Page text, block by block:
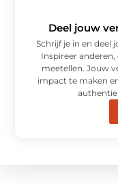
Deel jouw
Schrijf je in en deel
Inspireer
meetellen. Jouw
impact te maken